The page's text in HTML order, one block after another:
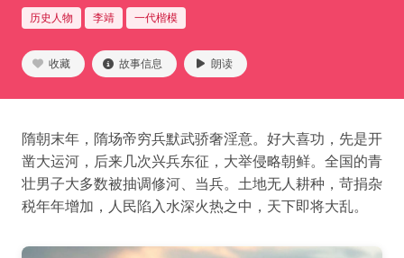
历史人物 李靖 一代楷模
收藏 故事信息 朗读
隋朝末年，隋场帝穷兵默武骄奢淫意。好大喜功，先是开
凿大运河，后来几次兴兵东征，大举侵略朝鲜。全国的青
壮男子大多数被抽调修河、当兵。土地无人耕种，苛捐杂
税年年增加，人民陷入水深火热之中，天下即将大乱。